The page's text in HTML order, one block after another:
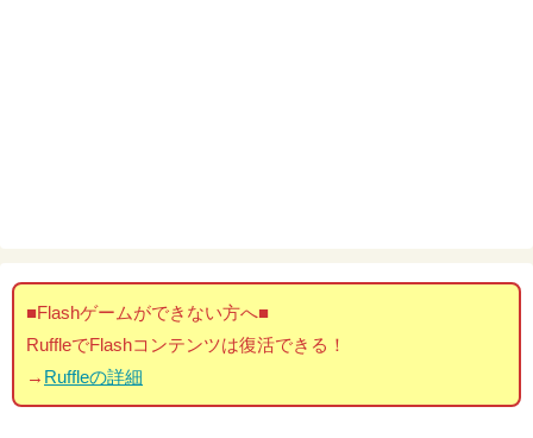
■Flashゲームができない方へ■
RuffleでFlashコンテンツは復活できる！
→ Ruffleの詳細